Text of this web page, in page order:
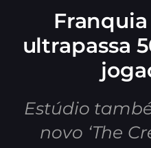
ultrapassa
Estúdio
novo ‘The